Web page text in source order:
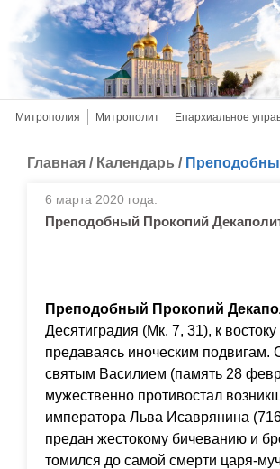
Митрополия Митрополит Епархиальное
Главная / Календарь /
6 марта 2020 года.
Преподобный Прокопий
Преподобный Прокопий
Десятиградия (Мк. 7, 31), к
предаваясь иноческим
святым Василием (память 28
мужественно противостал
императора Льва Исаврянина
предан жестокому бичеванию и
томился до самой смерти царя-